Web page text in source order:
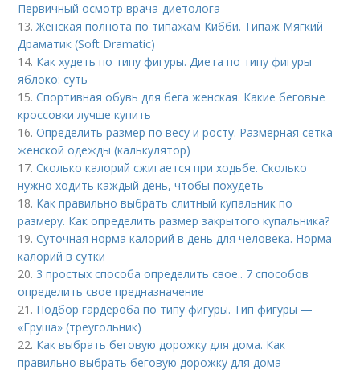
Первичный осмотр врача-диетолога
13.Женская полнота по типажам Кибби. Типаж Мягкий
Драматик (Soft Dramatic)
14. Как худеть по типу фигуры. Диета по типу фигуры
яблоко: суть
15.Спортивная обувь для бега женская. Какие беговые
кроссовки лучше купить
16.Определить размер по весу и росту. Размерная сетка
женской одежды (калькулятор)
17.Сколько калорий сжигается при ходьбе. Сколько
нужно ходить каждый день, чтобы похудеть
18. Как правильно выбрать слитный купальник по
размеру. Как определить размер закрытого купальника?
19.Суточная норма калорий в день для человека. Норма
калорий в сутки
20. 3 простых способа определить свое.. 7 способов
определить свое предназначение
21. Подбор гардероба по типу фигуры. Тип фигуры —
«Груша» (треугольник)
22. Как выбрать беговую дорожку для дома. Как
правильно выбрать беговую дорожку для дома